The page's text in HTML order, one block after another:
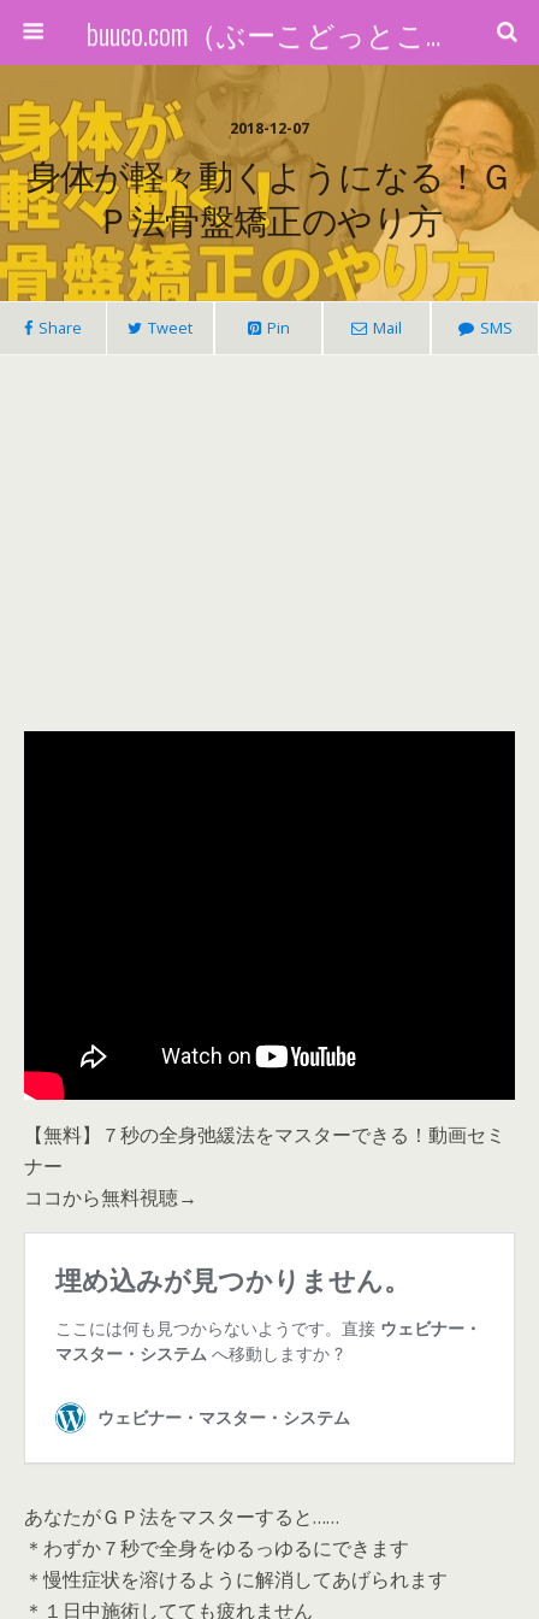
buuco.com（ぶーこどっとこむ）
2018-12-07
身体が軽々動くようになる！Ｇ
Ｐ法骨盤矯正のやり方
Share Tweet Pin Mail SMS
【無料】７秒の全身弛緩法をマスターできる！動画セミ
ナー
ココから無料視聴→
あなたがＧＰ法をマスターすると……
＊わずか７秒で全身をゆるっゆるにできます
＊慢性症状を溶けるように解消してあげられます
＊１日中施術してても疲れません